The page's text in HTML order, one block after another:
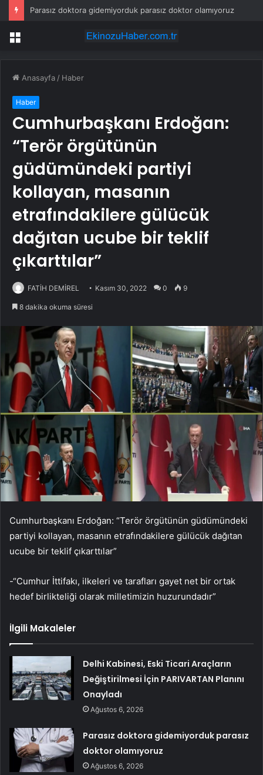
Parasız doktora gidemiyorduk parasız doktor olamıyoruz
Menü
Anasayfa / Haber
Haber
Cumhurbaşkanı Erdoğan:
“Terör örgütünün
güdümündeki partiyi
kollayan, masanın
etrafındakilere gülücük
dağıtan ucube bir teklif
çıkarttılar”
FATİH DEMİREL Kasım 30, 2022 0 9
8 dakika okuma süresi
Cumhurbaşkanı Erdoğan: “Terör örgütünün güdümündeki
partiyi kollayan, masanın etrafındakilere gülücük dağıtan
ucube bir teklif çıkarttılar”
-“Cumhur İttifakı, ilkeleri ve tarafları gayet net bir ortak
hedef birlikteliği olarak milletimizin huzurundadır”
İlgili Makaleler
Delhi Kabinesi, Eski Ticari Araçların
Değiştirilmesi İçin PARIVARTAN Planını
Onayladı
Ağustos 6, 2026
Parasız doktora gidemiyorduk parasız
doktor olamıyoruz
Ağustos 6, 2026